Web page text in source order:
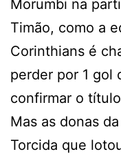
Morumbi na
Timão, como a
Corinthians é
perder por 1 gol
confirmar o
Mas as donas
Torcida que